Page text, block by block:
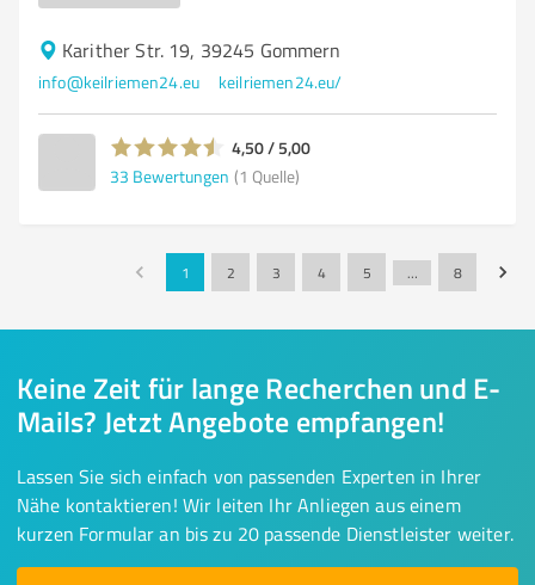
Karither Str. 19, 39245 Gommern
info@keilriemen24.eu keilriemen24.eu/
4,50 / 5,00
33 Bewertungen (1 Quelle)
1 2 3 4 5 … 8
Keine Zeit für lange Recherchen und E-
Mails? Jetzt Angebote empfangen!
Lassen Sie sich einfach von passenden Experten in Ihrer
Nähe kontaktieren! Wir leiten Ihr Anliegen aus einem
kurzen Formular an bis zu 20 passende Dienstleister weiter.